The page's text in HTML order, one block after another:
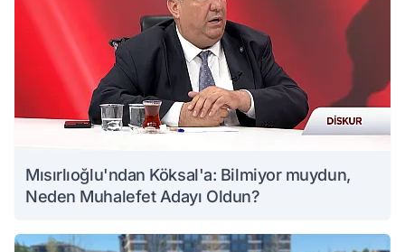
Mısırlıoğlu'ndan Köksal'a: Bilmiyor muydun,
Neden Muhalefet Adayı Oldun?